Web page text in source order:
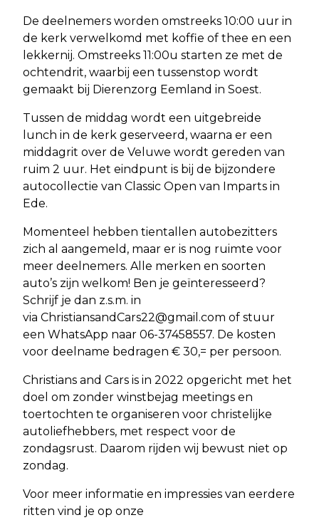
De deelnemers worden omstreeks 10:00 uur in
de kerk verwelkomd met koffie of thee en een
lekkernij. Omstreeks 11:00u starten ze met de
ochtendrit, waarbij een tussenstop wordt
gemaakt bij Dierenzorg Eemland in Soest.
Tussen de middag wordt een uitgebreide
lunch in de kerk geserveerd, waarna er een
middagrit over de Veluwe wordt gereden van
ruim 2 uur. Het eindpunt is bij de bijzondere
autocollectie van Classic Open van Imparts in
Ede.
Momenteel hebben tientallen autobezitters
zich al aangemeld, maar er is nog ruimte voor
meer deelnemers. Alle merken en soorten
auto’s zijn welkom! Ben je geïnteresseerd?
Schrijf je dan z.s.m. in
via ChristiansandCars22@gmail.com of stuur
een WhatsApp naar 06-37458557. De kosten
voor deelname bedragen € 30,= per persoon.
Christians and Cars is in 2022 opgericht met het
doel om zonder winstbejag meetings en
toertochten te organiseren voor christelijke
autoliefhebbers, met respect voor de
zondagsrust. Daarom rijden wij bewust niet op
zondag.
Voor meer informatie en impressies van eerdere
ritten vind je op onze